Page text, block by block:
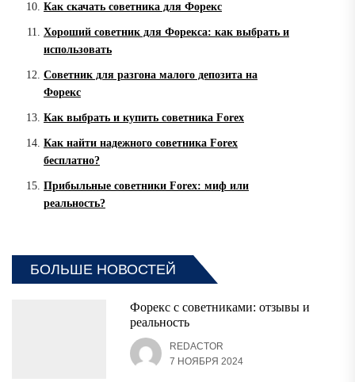
Как скачать советника для Форекс
Хороший советник для Форекса: как выбрать и
использовать
Советник для разгона малого депозита на
Форекс
Как выбрать и купить советника Forex
Как найти надежного советника Forex
бесплатно?
Прибыльные советники Forex: миф или
реальность?
БОЛЬШЕ НОВОСТЕЙ
Форекс с советниками: отзывы и
реальность
REDACTOR
7 НОЯБРЯ 2024